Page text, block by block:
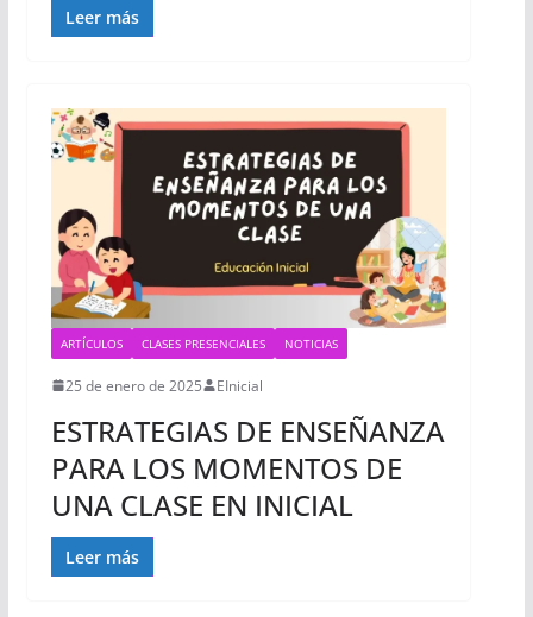
Leer más
ARTÍCULOS CLASES PRESENCIALES NOTICIAS
25 de enero de 2025 EInicial
ESTRATEGIAS DE ENSEÑANZA
PARA LOS MOMENTOS DE
UNA CLASE EN INICIAL
Leer más